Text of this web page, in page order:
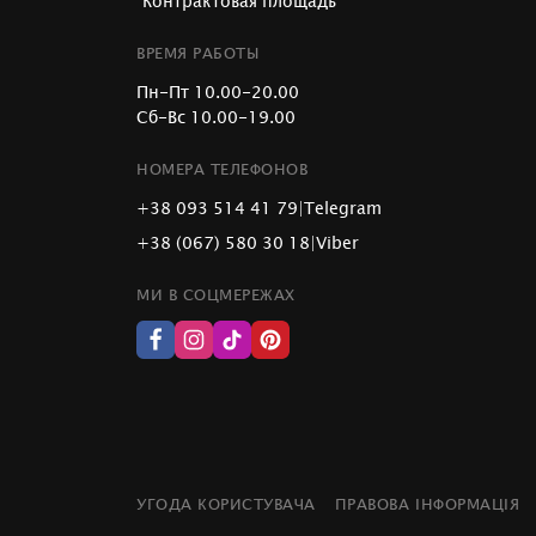
ВРЕМЯ РАБОТЫ
Пн-Пт 10.00-20.00
Сб-Вс 10.00-19.00
НОМЕРА ТЕЛЕФОНОВ
+38 093 514 41 79|Telegram
+38 (067) 580 30 18|Viber
МИ В СОЦМЕРЕЖАХ
УГОДА КОРИСТУВАЧА ПРАВОВА ІНФОРМАЦІЯ